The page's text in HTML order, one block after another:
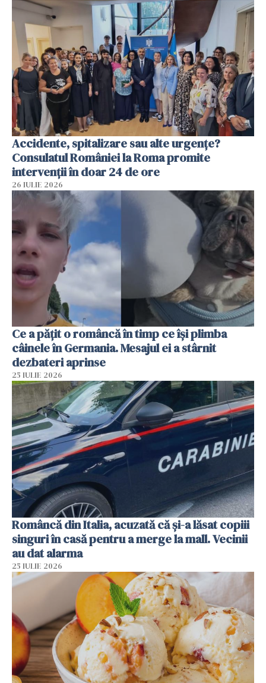
Accidente, spitalizare sau alte urgențe?
Consulatul României la Roma promite
intervenții în doar 24 de ore
26 IULIE 2026
Ce a pățit o româncă în timp ce își plimba
câinele în Germania. Mesajul ei a stârnit
dezbateri aprinse
25 IULIE 2026
Româncă din Italia, acuzată că și-a lăsat copiii
singuri în casă pentru a merge la mall. Vecinii
au dat alarma
25 IULIE 2026